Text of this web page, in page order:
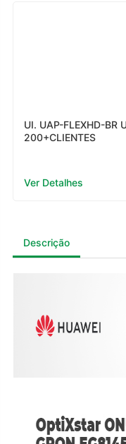
UI. UAP-FLEXHD-BR
200+CLIENTES
Ver Detalhes
Descrição